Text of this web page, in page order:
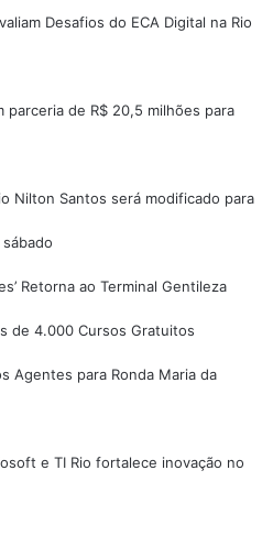
Desafios do ECA Digital na Rio
parceria de R$ 20,5 milhões para
Nilton Santos será modificado para
Retorna ao Terminal Gentileza
de 4.000 Cursos Gratuitos
Agentes para Ronda Maria da
e TI Rio fortalece inovação no